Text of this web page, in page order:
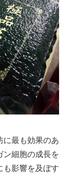
に最も効果のあ
ン細胞の成長を
も影響を及ぼす